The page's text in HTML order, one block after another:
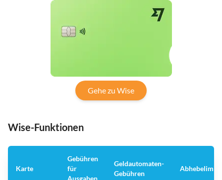
Gehe zu Wise
Wise-Funktionen
Karte
Gebühren
für
Geldautomaten-
Gebühren
Abhebelimit